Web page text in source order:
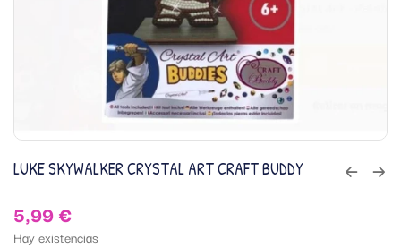
LUKE SKYWALKER CRYSTAL ART CRAFT BUDDY
5,99€
Hay existencias